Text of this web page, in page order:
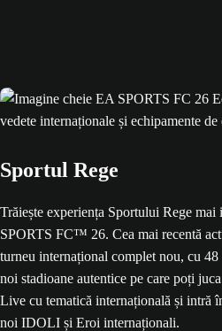
Sportul Rege
Trăiește experiența Sportului Rege
SPORTS FC™ 26. Cea mai recentă
turneu internațional complet nou, cu
noi stadioane autentice pe care poți
Live cu tematică internațională și intră
noi IDOLI și Eroi internaționali.